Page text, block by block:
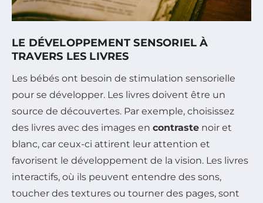
LE DÉVELOPPEMENT SENSORIEL À
TRAVERS LES LIVRES
Les bébés ont besoin de stimulation sensorielle
pour se développer. Les livres doivent être un
source de découvertes. Par exemple, choisissez
des livres avec des images en contraste noir et
blanc, car ceux-ci attirent leur attention et
favorisent le développement de la vision. Les livres
interactifs, où ils peuvent entendre des sons,
toucher des textures ou tourner des pages, sont